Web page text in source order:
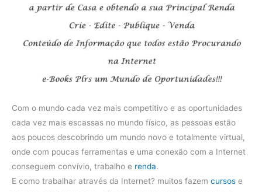
Com o mundo cada vez mais competitivo e as oportunidades
cada vez mais escassas no mundo físico, as pessoas estão
aos poucos descobrindo um mundo novo e totalmente virtual,
onde com poucas ferramentas e uma conexão com a Internet
conseguem convívio, trabalho e renda.
E como trabalhar através da Internet? muitos fazem cursos e